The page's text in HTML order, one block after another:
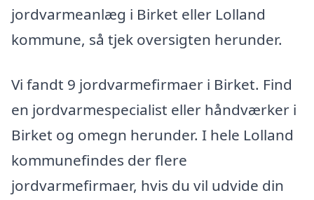
jordvarmeanlæg i Birket eller Lolland
kommune, så tjek oversigten herunder.
Vi fandt 9 jordvarmefirmaer i Birket. Find
en jordvarmespecialist eller håndværker i
Birket og omegn herunder. I hele Lolland
kommunefindes der flere
jordvarmefirmaer, hvis du vil udvide din